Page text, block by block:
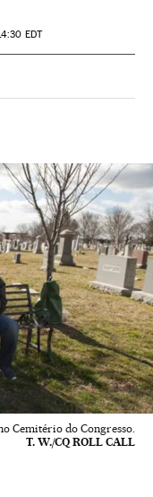
EDT
Cemitério do Congresso.
T. W./CQ ROLL CALL